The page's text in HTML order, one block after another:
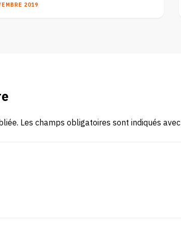
2019
Les champs obligatoires sont indiqués avec